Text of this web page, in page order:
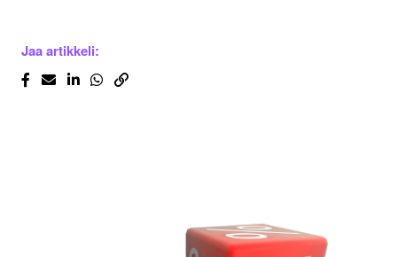
Jaa artikkeli: